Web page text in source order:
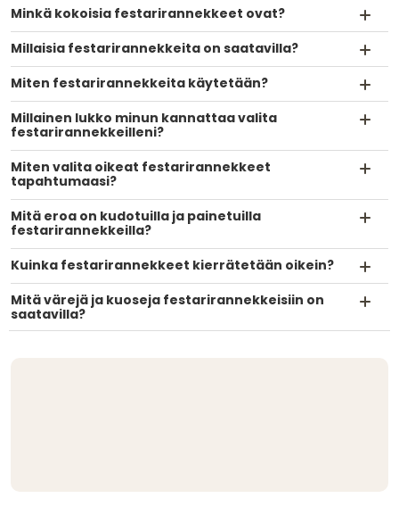
Minkä kokoisia festarirannekkeet ovat?
Millaisia festarirannekkeita on saatavilla?
Miten festarirannekkeita käytetään?
Millainen lukko minun kannattaa valita
festarirannekkeilleni?
Miten valita oikeat festarirannekkeet
tapahtumaasi?
Mitä eroa on kudotuilla ja painetuilla
festarirannekkeilla?
Kuinka festarirannekkeet kierrätetään oikein?
Mitä värejä ja kuoseja festarirannekkeisiin on
saatavilla?